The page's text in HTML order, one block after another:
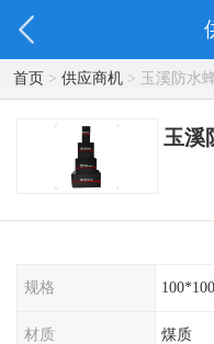
首页> 供应商机> 玉溪防水
玉溪
规格
材质 煤质